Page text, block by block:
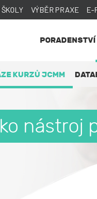
VÝBĚR PRAXE E-
PORADENSTVÍ
KURZŮ JCMM
nástroj